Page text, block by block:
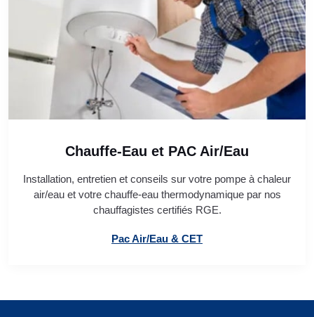
Chauffe-Eau et PAC Air/Eau
Installation, entretien et conseils sur votre pompe à chaleur
air/eau et votre chauffe-eau thermodynamique par nos
chauffagistes certifiés RGE.
Pac Air/Eau & CET